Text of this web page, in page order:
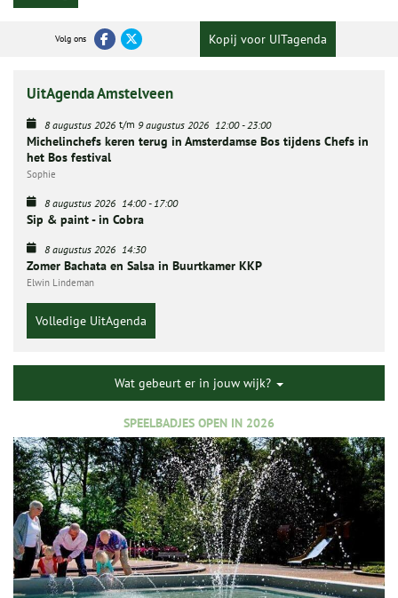
Volg ons Kopij voor UITagenda
UitAgenda Amstelveen
8 augustus 2026 t/m 9 augustus 2026 12:00-23:00
Michelinchefs keren terug in Amsterdamse Bos tijdens Chefs in
het Bos festival
Sophie
8 augustus 2026 14:00-17:00
Sip & paint - in Cobra
8 augustus 2026 14:30
Zomer Bachata en Salsa in Buurtkamer KKP
Elwin Lindeman
Volledige UitAgenda
Wat gebeurt er in jouw wijk?
SPEELBADJES OPEN IN 2026